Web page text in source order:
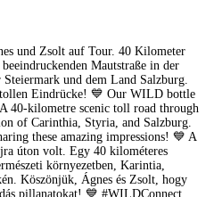
und Zsolt auf Tour. 40 Kilometer
Mautstraße in der
und dem Land Salzburg.
Eindrücke! 💙 Our WILD bottle
40-kilometre scenic toll road through
of Carinthia, Styria, and Salzburg.
these amazing impressions! 💙 A
úton volt. Egy 40 kilométeres
környezetben, Karintia,
Köszönjük, Ágnes és Zsolt, hogy
pillanatokat! 💙 #WILDConnect